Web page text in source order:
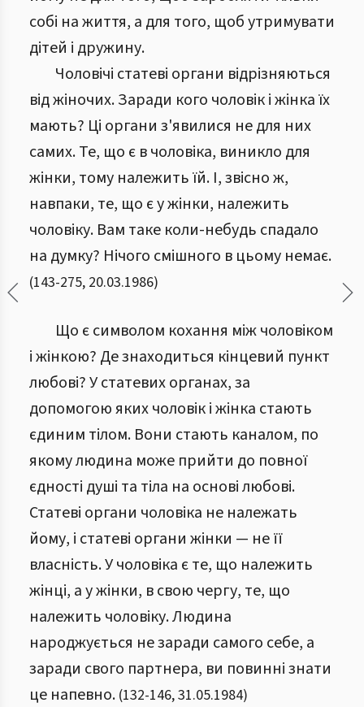
собі на життя, а для того, щоб утримувати
дітей і дружину.
Чоловічі статеві органи відрізняються
від жіночих. Заради кого чоловік і жінка їх
мають? Ці органи з'явилися не для них
самих. Те, що є в чоловіка, виникло для
жінки, тому належить їй. І, звісно ж,
навпаки, те, що є у жінки, належить
чоловіку. Вам таке коли-небудь спадало
на думку? Нічого смішного в цьому немає.
(143-275, 20.03.1986)
Що є символом кохання між чоловіком
і жінкою? Де знаходиться кінцевий пункт
любові? У статевих органах, за
допомогою яких чоловік і жінка стають
єдиним тілом. Вони стають каналом, по
якому людина може прийти до повної
єдності душі та тіла на основі любові.
Статеві органи чоловіка не належать
йому, і статеві органи жінки — не її
власність. У чоловіка є те, що належить
жінці, а у жінки, в свою чергу, те, що
належить чоловіку. Людина
народжується не заради самого себе, а
заради свого партнера, ви повинні знати
це напевно. (132-146,31.05.1984)